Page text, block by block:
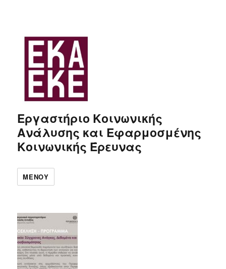
Εργαστήριο Κοινωνικής
Ανάλυσης και Εφαρμοσμένης
Κοινωνικής Έρευνας
ΜΕΝΟΎ